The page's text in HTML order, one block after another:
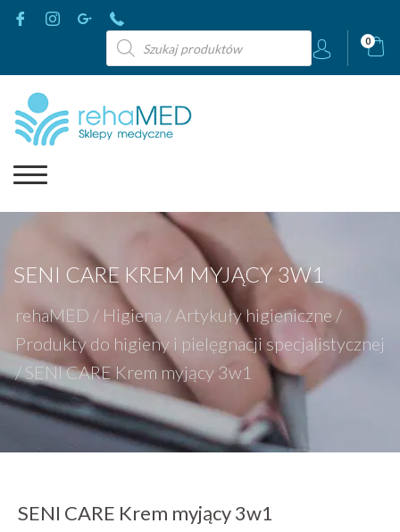
Wyszukiwarka
produktów
0
SENI CARE KREM MYJĄCY 3W1
rehaMED / Higiena / Artykuły higieniczne /
Produkty do higieny i pielęgnacji specjalistycznej
/ SENI CARE Krem myjący 3w1
SENI CARE Krem myjący 3w1